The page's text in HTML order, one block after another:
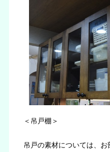
＜吊戸棚＞
吊戸の素材については、